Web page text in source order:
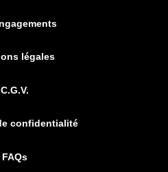
légales
C.G.V.
confidentialité
FAQs